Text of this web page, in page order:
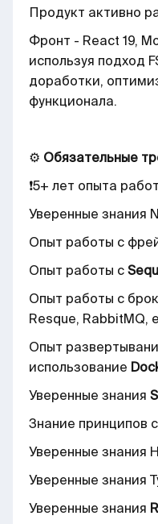
Продукт активно
Фронт - React 19,
используя подход
доработки,
функционала.
⚙️ Обязательные
❗️5+ лет опыта
Уверенные знания
Опыт работы с
Опыт работы с
Опыт работы с
Resque, RabbitMQ,
Опыт
использование
Уверенные знания
Знание принципов
Уверенные знания
Уверенные знания
Уверенные знания